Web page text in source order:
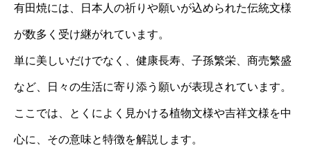
有田焼には、日本人の祈りや願いが込められた伝統文様
が数多く受け継がれています。
単に美しいだけでなく、健康長寿、子孫繁栄、商売繁盛
など、日々の生活に寄り添う願いが表現されています。
ここでは、とくによく見かける植物文様や吉祥文様を中
心に、その意味と特徴を解説します。